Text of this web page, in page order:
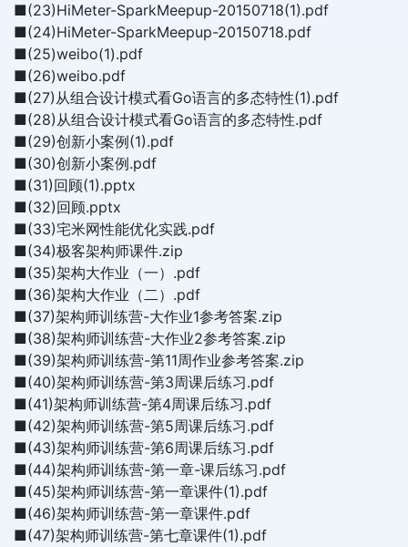
■(23)HiMeter-SparkMeepup-20150718(1).pdf
■(24)HiMeter-SparkMeepup-20150718.pdf
■(25)weibo(1).pdf
■(26)weibo.pdf
■(27)从组合设计模式看Go语言的多态特性(1).pdf
■(28)从组合设计模式看Go语言的多态特性.pdf
■(29)创新小案例(1).pdf
■(30)创新小案例.pdf
■(31)回顾(1).pptx
■(32)回顾.pptx
■(33)宅米网性能优化实践.pdf
■(34)极客架构师课件.zip
■(35)架构大作业（一）.pdf
■(36)架构大作业（二）.pdf
■(37)架构师训练营-大作业1参考答案.zip
■(38)架构师训练营-大作业2参考答案.zip
■(39)架构师训练营-第11周作业参考答案.zip
■(40)架构师训练营-第3周课后练习.pdf
■(41)架构师训练营-第4周课后练习.pdf
■(42)架构师训练营-第5周课后练习.pdf
■(43)架构师训练营-第6周课后练习.pdf
■(44)架构师训练营-第一章-课后练习.pdf
■(45)架构师训练营-第一章课件(1).pdf
■(46)架构师训练营-第一章课件.pdf
■(47)架构师训练营-第七章课件(1).pdf